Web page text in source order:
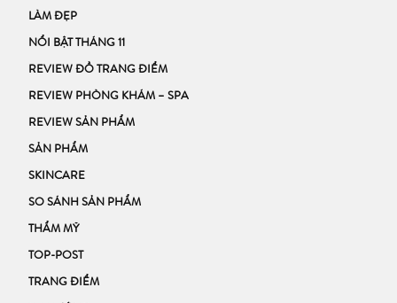
LÀM ĐẸP
NỔI BẬT THÁNG 11
REVIEW ĐỒ TRANG ĐIỂM
REVIEW PHÒNG KHÁM – SPA
REVIEW SẢN PHẨM
SẢN PHẨM
SKINCARE
SO SÁNH SẢN PHẨM
THẨM MỸ
TOP-POST
TRANG ĐIỂM